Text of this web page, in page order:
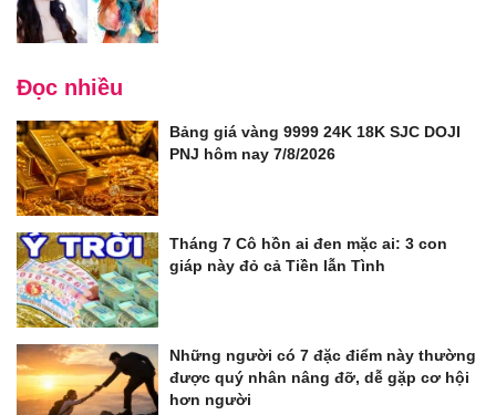
Đọc nhiều
Bảng giá vàng 9999 24K 18K SJC DOJI
PNJ hôm nay 7/8/2026
Tháng 7 Cô hồn ai đen mặc ai: 3 con
giáp này đỏ cả Tiền lẫn Tình
Những người có 7 đặc điểm này thường
được quý nhân nâng đỡ, dễ gặp cơ hội
hơn người